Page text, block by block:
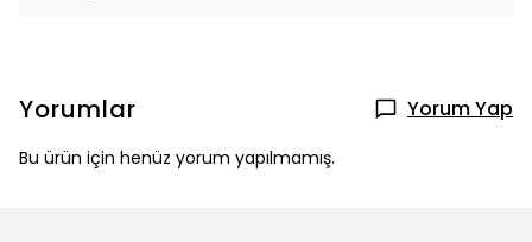
Yorumlar Yorum Yap
Bu ürün için henüz yorum yapılmamış.